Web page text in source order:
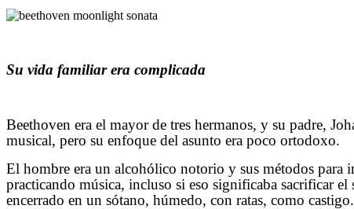
Su vida familiar era complicada
Beethoven era el mayor de tres hermanos, y su padre,
musical, pero su enfoque del asunto era poco ortodoxo.
El hombre era un alcohólico notorio y sus métodos para
practicando música, incluso si eso significaba sacrificar
encerrado en un sótano, húmedo, con ratas, como castigo.